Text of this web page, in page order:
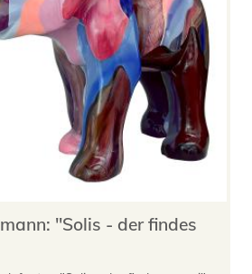
"Solis - der findes